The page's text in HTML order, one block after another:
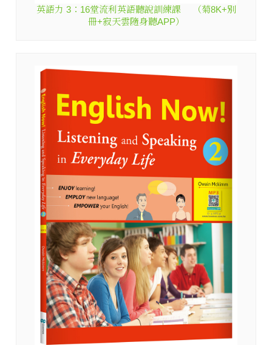
英語力 3：16堂流利英語聽說訓練課 （菊8K+別
冊+寂天雲隨身聽APP）